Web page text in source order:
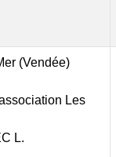
(Vendée)
Les
L.